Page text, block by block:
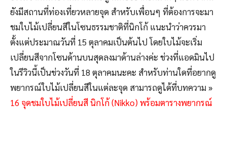
ยังมีสถานที่ท่องเที่ยวหลายจุด สำหรับเพื่อนๆ ที่ต้องการจะมา
ชมใบไม้เปลี่ยนสีในโซนธรรมชาติที่นิกโก้ แนะนำว่าควรมา
ตั้งแต่ประมาณวันที่ 15 ตุลาคมเป็นต้นไป โดยใบไม้จะเริ่ม
เปลี่ยนสีจากโซนด้านบนสุดลงมาด้านล่างค่ะ ช่วงที่แอดมินไป
ในรีวิวนี้เป็นช่วงวันที่ 18 ตุลาคมนะคะ สำหรับท่านใดที่อยากดู
พยากรณ์ใบไม้เปลี่ยนสีในแต่ละจุด สามารถดูได้ที่บทความ »
16 จุดชมใบไม้เปลี่ยนสี นิกโก้ (Nikko) พร้อมตารางพยากรณ์